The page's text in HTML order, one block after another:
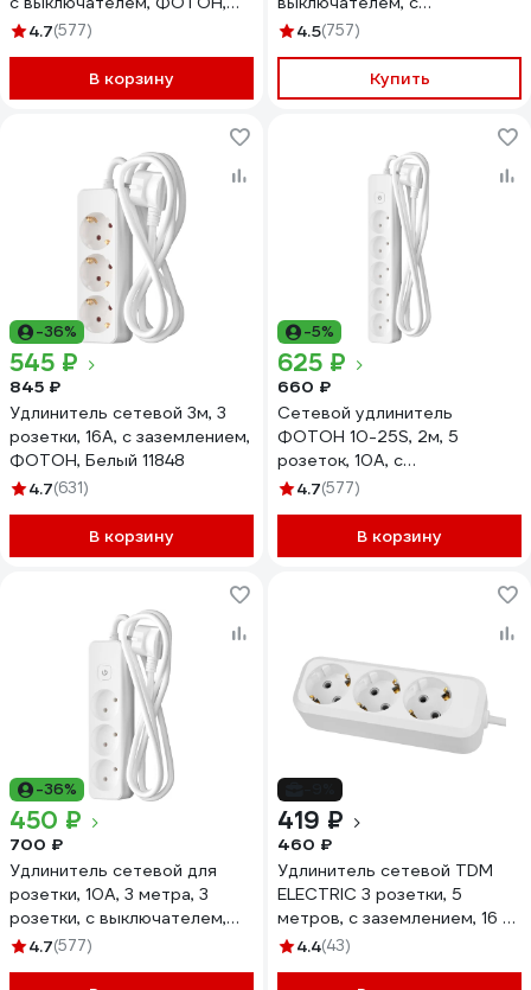
Черный 24750
4.7(577)
В корзину
заземлением, белый 24752
4.5(757)
Купить
-36%
545 ₽
845 ₽
Удлинитель сетевой 3м, 3
розетки, 16А, с заземлением,
ФОТОН, Белый 11848
4.7(631)
В корзину
-5%
625 ₽
660 ₽
Сетевой удлинитель
ФОТОН 10-25S, 2м, 5
розеток, 10А, с
выключателем, белый 21117
4.7(577)
В корзину
-36%
450 ₽
700 ₽
Удлинитель сетевой для
розетки, 10А, 3 метра, 3
розетки, с выключателем,
ФОТОН, Белый 24746
4.7(577)
419 ₽
460 ₽
Удлинитель сетевой TDM
ELECTRIC 3 розетки, 5
метров, с заземлением, 16 А,
3500 Вт, белый, SQ1303-
4.4(43)